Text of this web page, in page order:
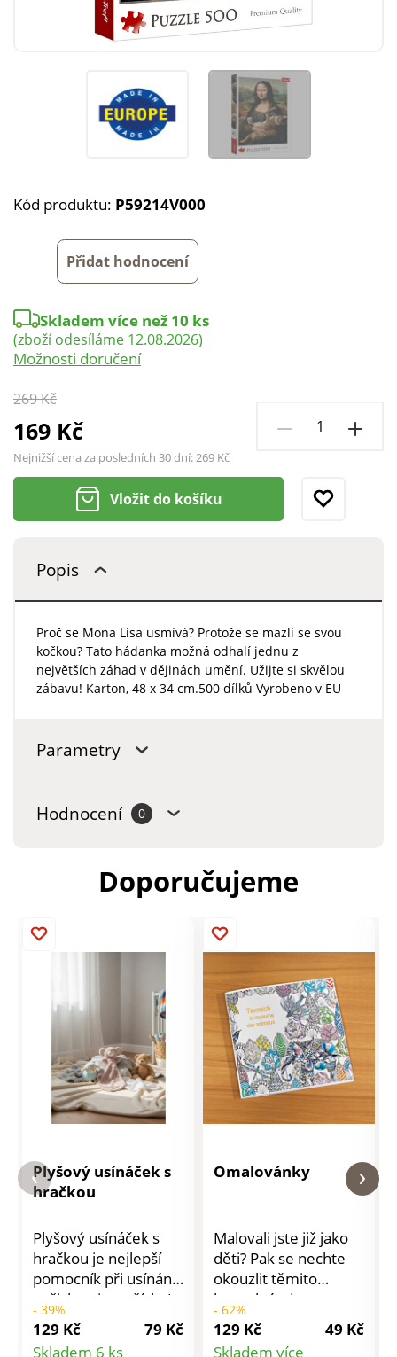
Kód produktu: P59214V000
Přidat hodnocení
269 Kč
169 Kč
Nejnižší cena za posledních 30 dní:269 Kč
Skladem více než 10 ks
(zboží odesíláme 12.08.2026)
Možnosti doručení
Vložit do košíku
Popis
Proč se Mona Lisa usmívá? Protože se mazlí se svou
kočkou? Tato hádanka možná odhalí jednu z
největších záhad v dějinách umění. Užijte si skvělou
zábavu! Karton, 48 x 34 cm.500 dílků Vyrobeno v EU
Parametry
Hodnocení 0
Doporučujeme
Plyšový usínáček s
hračkou
Plyšový usínáček s
hračkou je nejlepší
pomocník při usínání
našich nejmenších. Je
měkký a hebký, aby
usínání s ním bylo co
- 39%
129 Kč
79 Kč
Skladem 6 ks
Detail
Omalovánky
Malovali jste již jako
děti? Pak se nechte
okouzlit těmito
kouzelnými
omalovánkami a
znovu se chopte
- 62%
129 Kč
49 Kč
Skladem více